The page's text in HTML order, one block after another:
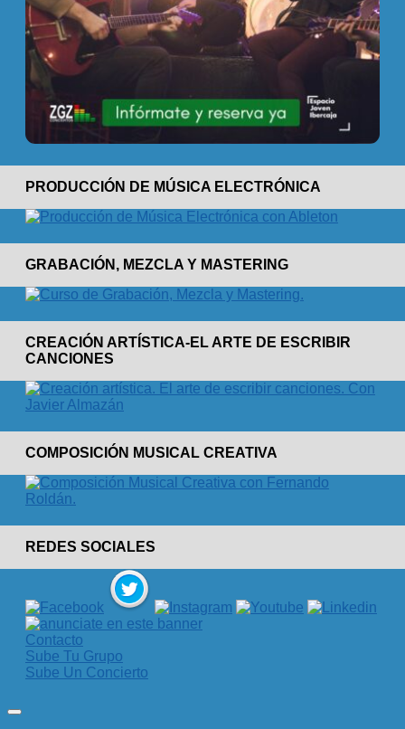
PRODUCCIÓN DE MÚSICA ELECTRÓNICA
GRABACIÓN, MEZCLA Y MASTERING
CREACIÓN ARTÍSTICA-EL ARTE DE ESCRIBIR
CANCIONES
COMPOSICIÓN MUSICAL CREATIVA
REDES SOCIALES
Contacto
Sube Tu Grupo
Sube Un Concierto